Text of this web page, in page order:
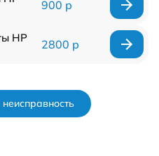
900 р
HP
2800 р